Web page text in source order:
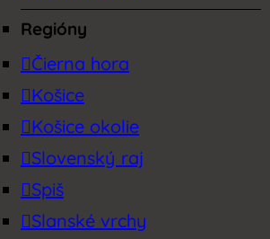
Regióny
Čierna hora
Košice
Košice okolie
Slovenský raj
Spiš
Slanské vrchy